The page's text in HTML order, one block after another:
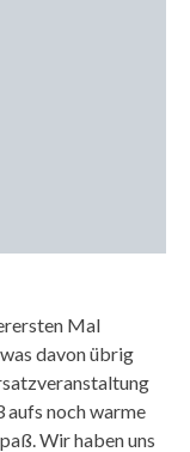
Mal
davon übrig
aufs noch warme
Wir haben uns